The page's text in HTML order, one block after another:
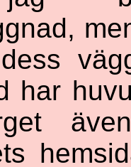
har